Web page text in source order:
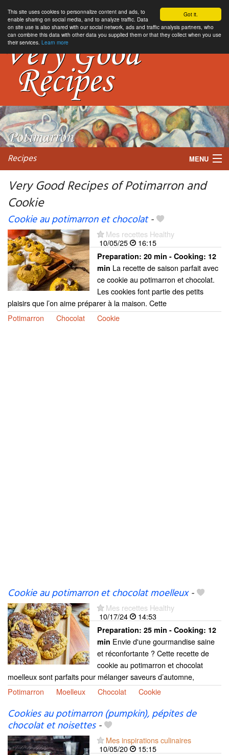
Got it.
This site uses cookies to personnalize content and ads, to
enable sharing on social media, and to analyze traffic. Data
on site use is also shared with our social network, ads and traffic analysis partners, who
can combine this data with other data you supplied them or that they collect when you use
their services. Learn more
Recipes MENU
Very Good Recipes of Potimarron and
Cookie
Cookie au potimarron et chocolat-
Mes recettes Healthy
10/05/25
16:15
Preparation: 20 min - Cooking: 12
min La recette de saison parfait avec
ce cookie au potimarron et chocolat.
Les cookies font partie des petits
plaisirs que l’on aime préparer à la maison. Cette
Potimarron
Chocolat Cookie
Cookie au potimarron et chocolat moelleux-
Mes recettes Healthy
10/17/24
14:53
Preparation: 25 min - Cooking: 12
min Envie d'une gourmandise saine
et réconfortante ? Cette recette de
cookie au potimarron et chocolat
moelleux sont parfaits pour mélanger saveurs d’automne,
Potimarron
Moelleux Chocolat Cookie
Cookies au potimarron (pumpkin), pépites de
chocolat et noisettes-
Mes inspirations culinaires
10/05/20
15:15